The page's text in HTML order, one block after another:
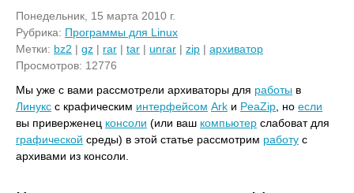
Понедельник, 15 марта 2010 г.
Рубрика: Программы для Linux
Метки: bz2 | gz | rar | tar | unrar | zip | архиватор
Просмотров: 12776
Мы уже с вами рассмотрели архиваторы для работы в
Линукс с крафическим интерфейсом Ark и PeaZip , но если
вы приверженец консоли (или ваш компьютер слабоват для
графической среды) в этой статье рассмотрим работу с
архивами из консоли.